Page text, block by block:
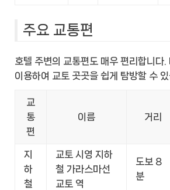
주요 교통편
호텔 주변의 교통편도 매우 편리합니다
이용하여 교토 곳곳을 쉽게 탐방할 수 있
교
통
편
이름 거리
지
하
철
교토 시영 지하
철 가라스마선
교토 역
도보 8
분